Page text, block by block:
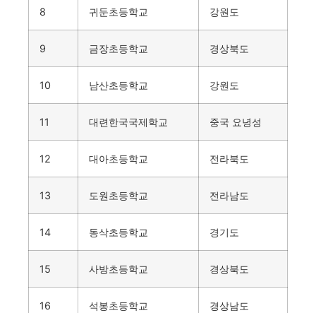
8 귀둔초등학교 강원도
9 금장초등학교 경상북도
10 남산초등학교 강원도
11 대련한국국제학교 중국 요녕성
12 대아초등학교 전라북도
13 도원초등학교 전라남도
14 동삭초등학교 경기도
15 사방초등학교 경상북도
16 석봉초등학교 경상남도